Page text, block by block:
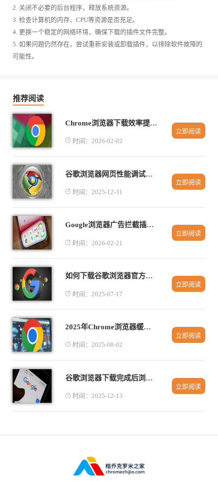
2. 关闭不必要的后台程序，释放系统资源。
3. 检查计算机的内存、CPU等资源是否充足。
4. 更换一个稳定的网络环境，确保下载的插件文件完整。
5. 如果问题仍然存在，尝试重新安装或卸载插件，以排除软件故障的
可能性。
推荐阅读
Chrome浏览器下载效率提升操作方法
时间：2026-02-02
立即阅读
谷歌浏览器网页性能调试插件使用
时间：2025-12-31
立即阅读
Google浏览器广告拦截插件推荐及使用指南
时间：2026-02-21
立即阅读
如何下载谷歌浏览器官方简洁纯净版
时间：2025-07-17
立即阅读
2025年Chrome浏览器缓存清理技巧与实操方法
时间：2025-08-02
立即阅读
谷歌浏览器下载完成后浏览器工具栏自定义效率教程
时间：2025-12-13
立即阅读